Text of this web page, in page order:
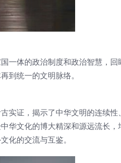
一体的政治制度和政治智慧，
到统一的文明脉络。
实证，揭示了中华文明的连续性
华文化的博大精深和源远流长，
化的交流与互鉴。